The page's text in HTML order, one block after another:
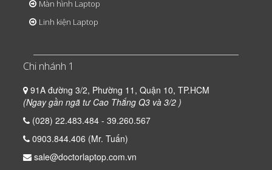
Màn hình Laptop
Linh kiện Laptop
Chi nhánh 1
91A đường 3/2, Phường 11, Quận 10, TP.HCM
(Ngay gần ngã tư Cao Thắng Q3 và 3/2 )
(028) 22.483.484 - 39.260.567
0903.844.406 (Mr. Tuấn)
sale@doctorlaptop.com.vn